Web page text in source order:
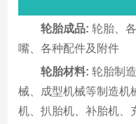
轮胎成品: 轮胎、
嘴、各种配件及附件
轮胎材料: 轮胎制
械、成型机械等制造机
机、扒胎机、补胎机、